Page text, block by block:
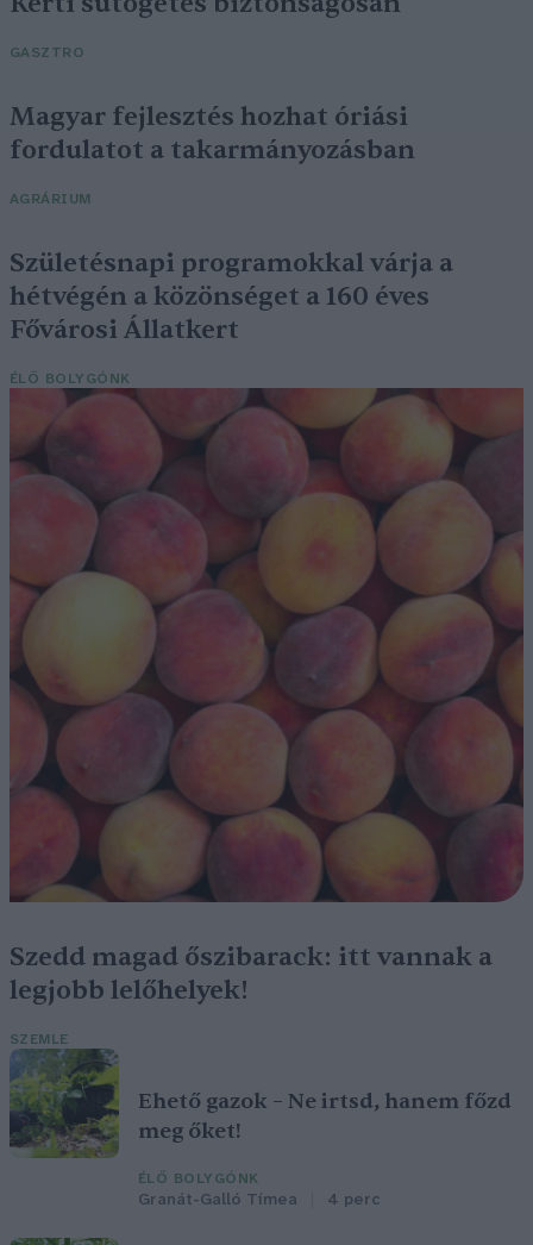
GASZTRO
Magyar fejlesztés hozhat óriási
fordulatot a takarmányozásban
AGRÁRIUM
Születésnapi programokkal várja a
hétvégén a közönséget a 160 éves
Fővárosi Állatkert
ÉLŐ BOLYGÓNK
Szedd magad őszibarack: itt vannak a
legjobb lelőhelyek!
SZEMLE
Ehető gazok – Ne irtsd, hanem főzd
meg őket!
ÉLŐ BOLYGÓNK
Granát-Galló Tímea 4 perc